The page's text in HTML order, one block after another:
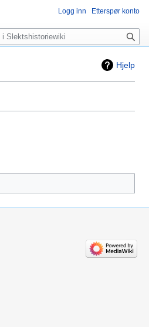
Hjelp
Logg inn Etterspør konto